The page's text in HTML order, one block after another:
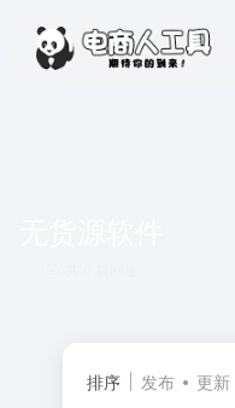
排序 发布 更新